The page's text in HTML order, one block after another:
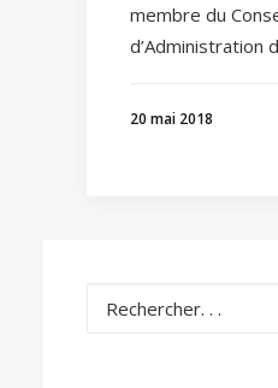
membre du
d’Administration
20 mai 2018